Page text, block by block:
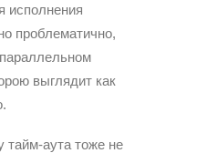
исполнения
проблематично,
выглядит как
тайм-аута тоже не